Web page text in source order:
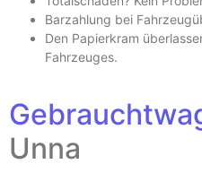
Barzahlung bei
Den Papierkram
Fahrzeuges.
Unna